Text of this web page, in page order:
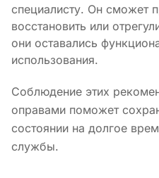
специалисту. Он сможет
восстановить или
они оставались
использования.
Соблюдение этих
оправами поможет
состоянии на долгое
службы.